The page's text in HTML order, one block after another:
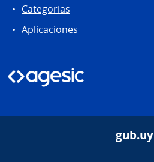
Categorias
Aplicaciones
gub.uy